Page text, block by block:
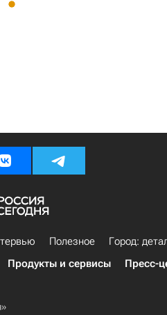
Полезное
Город:
Продукты и сервисы Пресс-